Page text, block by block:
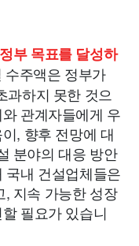
부 목표를 달성하
주액은 정부가
과하지 못한 것으
관계자들에게 우
, 향후 전망에 대
분야의 대응 방안
국내 건설업체들은
지속 가능한 성장
필요가 있습니